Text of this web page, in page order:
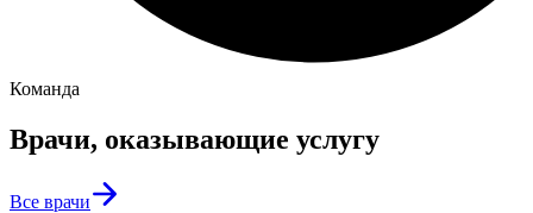
Команда
Врачи, оказывающие услугу
Все врачи